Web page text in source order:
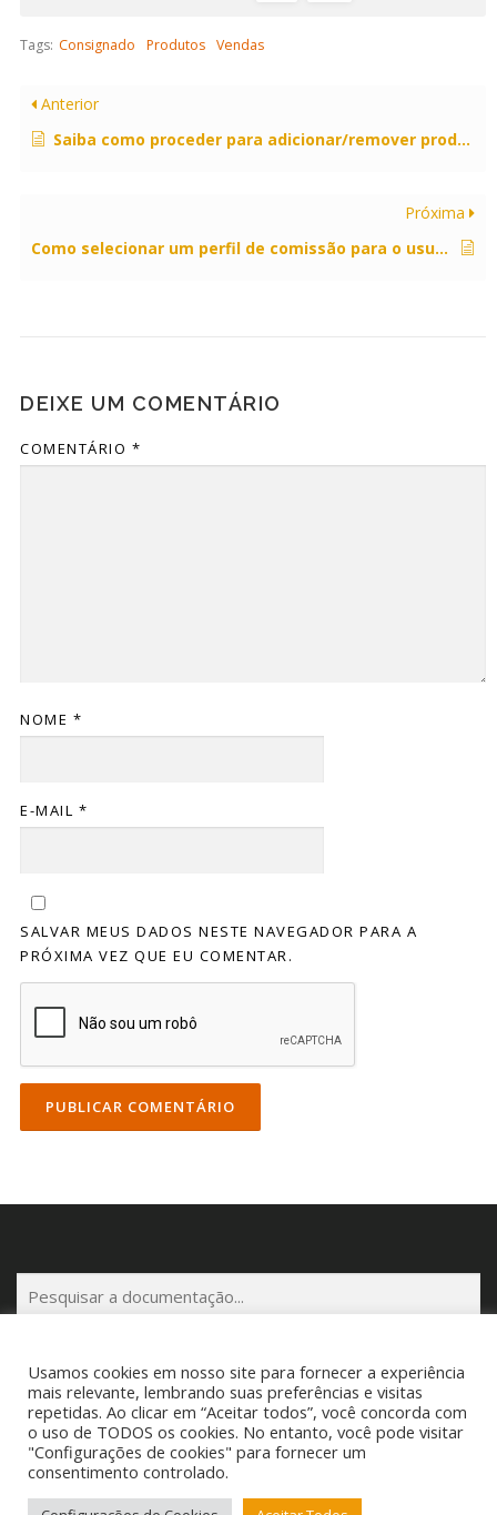
Tags: Consignado Produtos Vendas
Anterior
Saiba como proceder para adicionar/remover produtos consignados.
Próxima
Como selecionar um perfil de comissão para o usuário?
DEIXE UM COMENTÁRIO
COMENTÁRIO *
NOME *
E-MAIL *
SALVAR MEUS DADOS NESTE NAVEGADOR PARA A
PRÓXIMA VEZ QUE EU COMENTAR.
e
Copyright © 2025 Cigam Gestor - Todos os Direitos Reservados
Telefone: (53) 3260-1350 E-mail: suporte@cigamgestor.com.br
Usamos cookies em nosso site para fornecer a experiência
mais relevante, lembrando suas preferências e visitas
repetidas. Ao clicar em “Aceitar todos”, você concorda com
o uso de TODOS os cookies. No entanto, você pode visitar
"Configurações de cookies" para fornecer um
consentimento controlado.